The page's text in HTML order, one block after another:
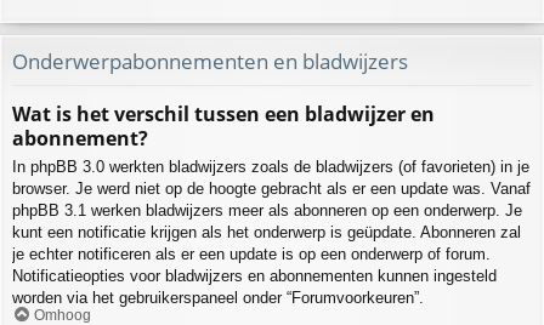
Onderwerpabonnementen en bladwijzers
Wat is het verschil tussen een bladwijzer en
abonnement?
In phpBB 3.0 werkten bladwijzers zoals de bladwijzers (of favorieten) in je
browser. Je werd niet op de hoogte gebracht als er een update was. Vanaf
phpBB 3.1 werken bladwijzers meer als abonneren op een onderwerp. Je
kunt een notificatie krijgen als het onderwerp is geüpdate. Abonneren zal
je echter notificeren als er een update is op een onderwerp of forum.
Notificatieopties voor bladwijzers en abonnementen kunnen ingesteld
worden via het gebruikerspaneel onder “Forumvoorkeuren”.
Omhoog